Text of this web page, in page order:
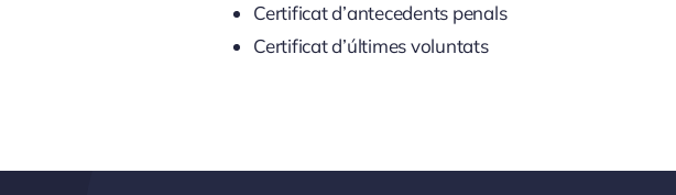
Certificat d’antecedents penals
Certificat d’últimes voluntats